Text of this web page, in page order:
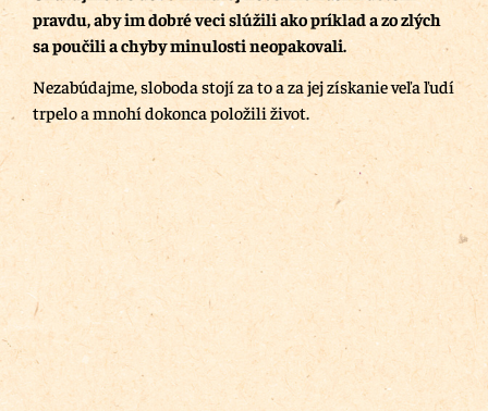
pravdu, aby im dobré veci slúžili ako príklad a zo zlých
sa poučili a chyby minulosti neopakovali.
Nezabúdajme, sloboda stojí za to a za jej získanie veľa ľudí
trpelo a mnohí dokonca položili život.